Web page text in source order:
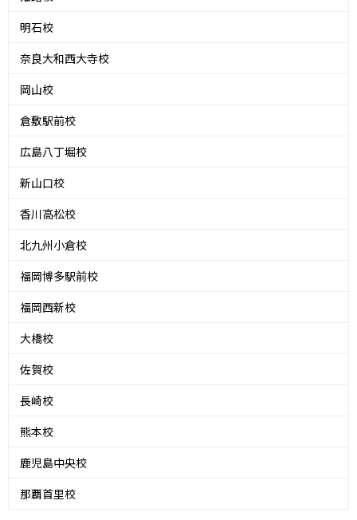
明石校
奈良大和西大寺校
岡山校
倉敷駅前校
広島八丁堀校
新山口校
香川高松校
北九州小倉校
福岡博多駅前校
福岡西新校
大橋校
佐賀校
長崎校
熊本校
鹿児島中央校
那覇首里校